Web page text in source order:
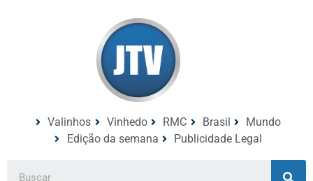
Valinhos Vinhedo RMC Brasil
Mundo
Edição da semana
Publicidade Legal